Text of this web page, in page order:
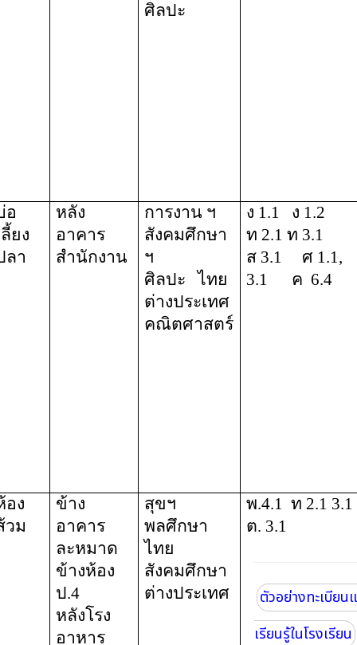
ศิลปะ
อ
ลี้ยง
ลา
หลัง
อาคาร
สำนักงาน
การงาน ฯ
สังคมศึกษา
ฯ
ศิลปะ
ไทย
ต่างประเทศ
คณิตศาสตร์
ง 1.1
ง 1.2
ท 2.1 ท 3.1
ส 3.1
ศ 1.1,
3.1
ค 6.4
อง
วม
ข้าง
อาคาร
ละหมาด
ข้างห้อง
ป.4
หลังโรง
อาหาร
สุขฯ
พลศึกษา
ไทย
สังคมศึกษา
ต่างประเทศ
พ.4.1 ท 2.1 3.1
ต. 3.1
ตัวอย่างทะเบียน
เรียนรู้ในโรงเรียน